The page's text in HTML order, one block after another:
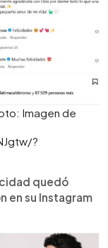
Imagen de
?
quedó
en su Instagram